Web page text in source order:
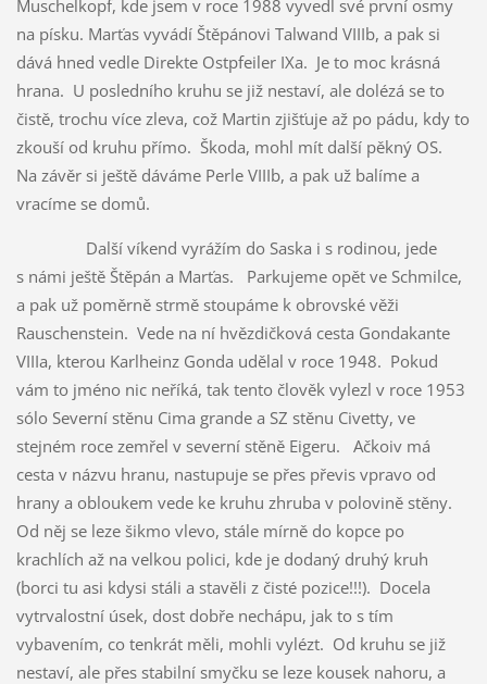
Muschelkopf, kde jsem v roce 1988 vyvedl své první osmy
na písku. Marťas vyvádí Štěpánovi Talwand VIIIb, a pak si
dává hned vedle Direkte Ostpfeiler IXa. Je to moc krásná
hrana. U posledního kruhu se již nestaví, ale dolézá se to
čistě, trochu více zleva, což Martin zjišťuje až po pádu, kdy to
zkouší od kruhu přímo. Škoda, mohl mít další pěkný OS.
Na závěr si ještě dáváme Perle VIIIb, a pak už balíme a
vracíme se domů.
Další víkend vyrážím do Saska i s rodinou, jede
s námi ještě Štěpán a Marťas. Parkujeme opět ve Schmilce,
a pak už poměrně strmě stoupáme k obrovské věži
Rauschenstein. Vede na ní hvězdičková cesta Gondakante
VIIIa, kterou Karlheinz Gonda udělal v roce 1948. Pokud
vám to jméno nic neříká, tak tento člověk vylezl v roce 1953
sólo Severní stěnu Cima grande a SZ stěnu Civetty, ve
stejném roce zemřel v severní stěně Eigeru. Ačkoiv má
cesta v názvu hranu, nastupuje se přes převis vpravo od
hrany a obloukem vede ke kruhu zhruba v polovině stěny.
Od něj se leze šikmo vlevo, stále mírně do kopce po
krachlích až na velkou polici, kde je dodaný druhý kruh
(borci tu asi kdysi stáli a stavěli z čisté pozice!!!). Docela
vytrvalostní úsek, dost dobře nechápu, jak to s tím
vybavením, co tenkrát měli, mohli vylézt. Od kruhu se již
nestaví, ale přes stabilní smyčku se leze kousek nahoru, a